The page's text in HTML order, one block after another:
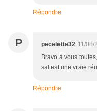
Répondre
P pecelette32 11/08/
Bravo à vous
sal est une vraie
Répondre